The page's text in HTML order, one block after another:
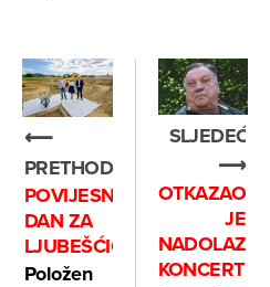
⟵
PRETHODNO
POVIJESNI
DAN ZA
LJUBEŠĆICU
Položen
SLJEDEĆE
⟶
OTKAZAO
JE
NADOLAZEĆE
KONCERTE